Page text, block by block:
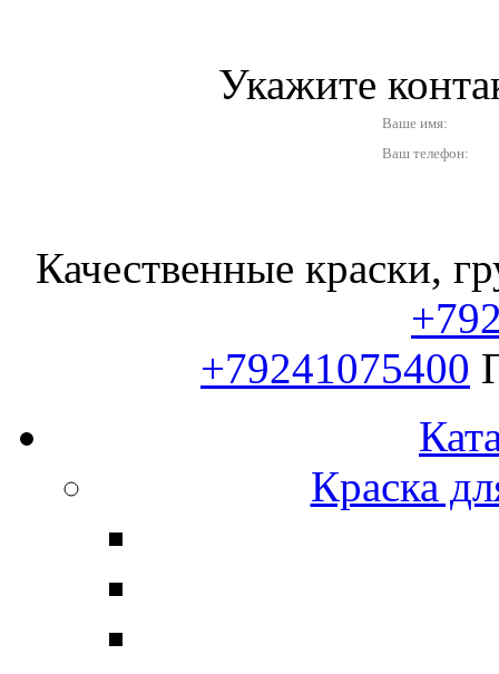
Укажите
Ваше имя:
Ваш телефон:
Качественные краски,
+79241075400
Краска